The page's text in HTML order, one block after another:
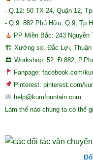
- Q.12: 50 TX 24, Quận 12,
- Q.9: 882 Phú Hữu, Q.9,
PP Miền Bắc: 243 Nguyễn
🏗 Xưởng sx: Đắc Lợi, Thuận
🏛 Workshop: 52, Đ.882,
Fanpage: facebook.com/
Pinterest: pinterest.com/
help@kumfountain.com
Làm thế nào chúng ta có thể